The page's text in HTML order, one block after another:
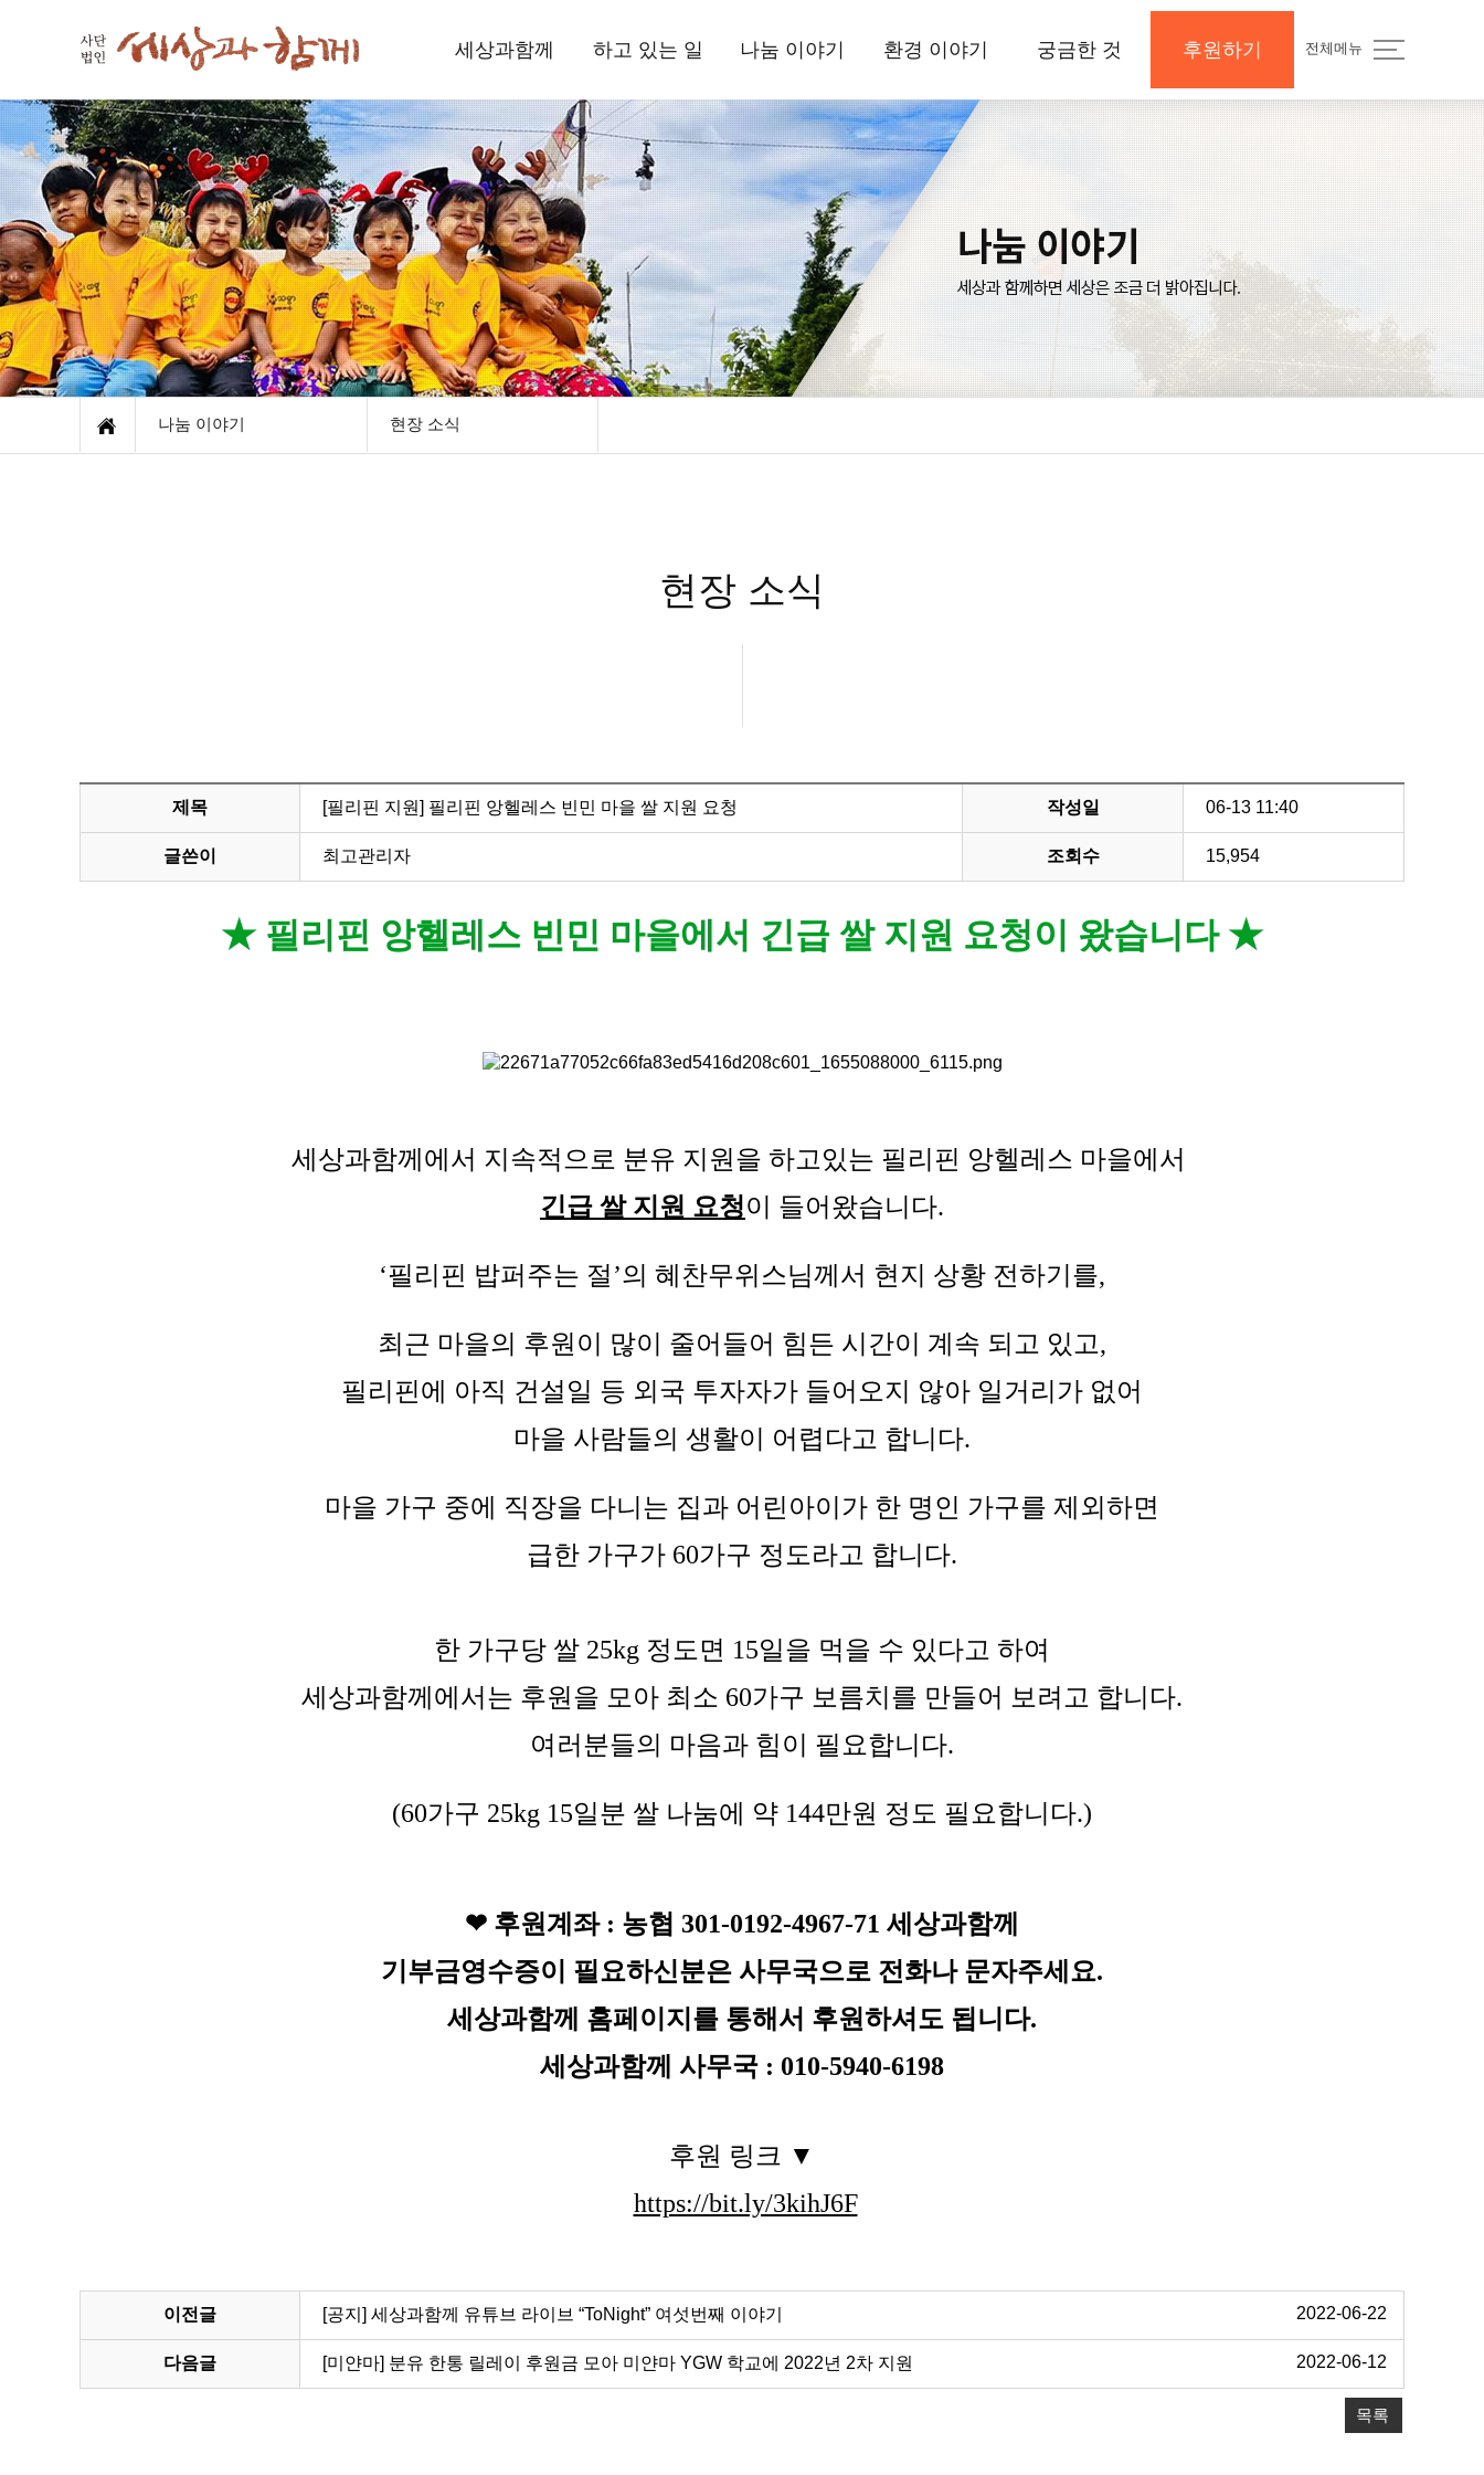
세상과함께
세상과함께
인사드립니다
함께하는 사람들
재정보고
오시는 길
하고 있는 일
국내사업
해외사업
환경사업
나눔 이야기
현장 소식
뉴스레터
정기간행물
기부소식
환경 이야기
삼보일배오체투지
환경상
활동 소식
자료실
삼보일배오체투지
자료실
궁금한 것
공지사항 및 Q&A
나의 후원내역
보도자료와 미디어
후원하기
후원하기
전체메뉴
나눔 이야기 현장 소식
현장 소식
제목 [필리핀 지원] 필리핀 앙헬레스 빈민 마을 쌀 지원 요청 작성일 06-13 11:40
글쓴이 최고관리자 조회수 15,954
★ 필리핀 앙헬레스 빈민 마을에서 긴급 쌀 지원 요청이 왔습니다 ★
세상과함께에서 지속적으로 분유 지원을 하고있는 필리핀 앙헬레스 마을에서
긴급 쌀 지원 요청이 들어왔습니다.
‘필리핀 밥퍼주는 절’의 혜찬무위스님께서 현지 상황 전하기를,
최근 마을의 후원이 많이 줄어들어 힘든 시간이 계속 되고 있고,
필리핀에 아직 건설일 등 외국 투자자가 들어오지 않아 일거리가 없어
마을 사람들의 생활이 어렵다고 합니다.
마을 가구 중에 직장을 다니는 집과 어린아이가 한 명인 가구를 제외하면
급한 가구가 60가구 정도라고 합니다.
한 가구당 쌀 25kg 정도면 15일을 먹을 수 있다고 하여
세상과함께에서는 후원을 모아 최소 60가구 보름치를 만들어 보려고 합니다.
여러분들의 마음과 힘이 필요합니다.
(60가구 25kg 15일분 쌀 나눔에 약 144만원 정도 필요합니다.)
❤ 후원계좌 : 농협 301-0192-4967-71 세상과함께
기부금영수증이 필요하신분은 사무국으로 전화나 문자주세요.
세상과함께 홈페이지를 통해서 후원하셔도 됩니다.
세상과함께 사무국 : 010-5940-6198
후원 링크 ▼
https://bit.ly/3kihJ6F
이전글 [공지] 세상과함께 유튜브 라이브 “ToNight” 여섯번째 이야기 2022-06-22
다음글 [미얀마] 분유 한통 릴레이 후원금 모아 미얀마 YGW 학교에 2022년 2차 지원 2022-06-12
목록